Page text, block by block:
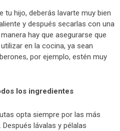
tu hijo, deberás lavarte muy bien
y después secarlas con una
hay que asegurarse que
en la cocina, ya sean
por ejemplo, estén muy
los ingredientes
opta siempre por las más
lávalas y pélalas